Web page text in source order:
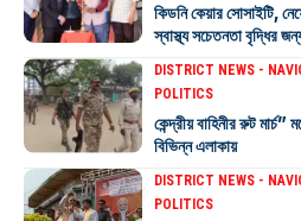
কিডনি কেয়ার সোসাইটি,
স্বাস্থ্য সচেতনতা বৃদ্ধির
DISTRICT NEWS -
POLITICS
কেন্দ্রীয় বাহিনীর রুট
বিভিন্ন এলাকায়
DISTRICT NEWS -
POLITICS